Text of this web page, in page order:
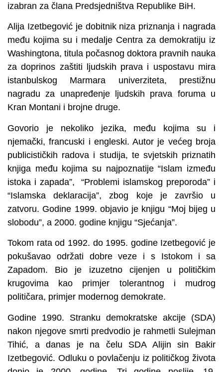
izabran za člana Predsjedništva Republike BiH.
Alija Izetbegović je dobitnik niza priznanja i nagrada
među kojima su i medalje Centra za demokratiju iz
Washingtona, titula počasnog doktora pravnih nauka
za doprinos zaštiti ljudskih prava i uspostavu mira
istanbulskog Marmara univerziteta, prestižnu
nagradu za unapređenje ljudskih prava foruma u
Kran Montani i brojne druge.
Govorio je nekoliko jezika, među kojima su i
njemački, francuski i engleski. Autor je većeg broja
publicističkih radova i studija, te svjetskih priznatih
knjiga među kojima su najpoznatije “Islam između
istoka i zapada”, “Problemi islamskog preporoda” i
“Islamska deklaracija”, zbog koje je završio u
zatvoru. Godine 1999. objavio je knjigu “Moj bijeg u
slobodu”, a 2000. godine knjigu “Sjećanja”.
Tokom rata od 1992. do 1995. godine Izetbegović je
pokušavao održati dobre veze i s Istokom i sa
Zapadom. Bio je izuzetno cijenjen u političkim
krugovima kao primjer tolerantnog i mudrog
političara, primjer modernog demokrate.
Godine 1990. Stranku demokratske akcije (SDA)
nakon njegove smrti predvodio je rahmetli Sulejman
Tihić, a danas je na čelu SDA Alijin sin Bakir
Izetbegović. Odluku o povlačenju iz političkog života